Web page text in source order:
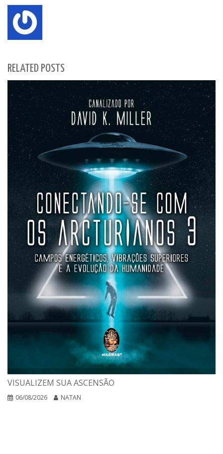
RELATED POSTS
VISUALIZEM SUA ASCENSÃO
06/08/2026 NATAN